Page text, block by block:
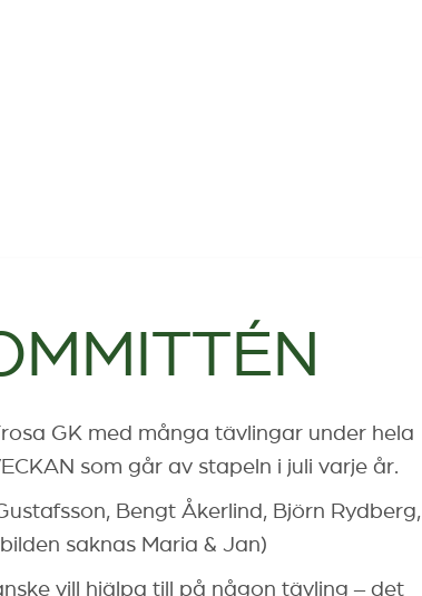
GK med många tävlingar under hela
som går av stapeln i juli varje år.
Bengt Åkerlind, Björn Rydberg,
saknas Maria & Jan)
vill hjälpa till på någon tävling – det